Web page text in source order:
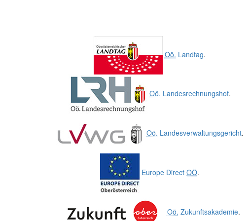
Oö. Landtag.
Oö. Landesrechnungshof.
Oö. Landesverwaltungsgericht.
Europe Direct OÖ.
Oö. Zukunftsakademie.